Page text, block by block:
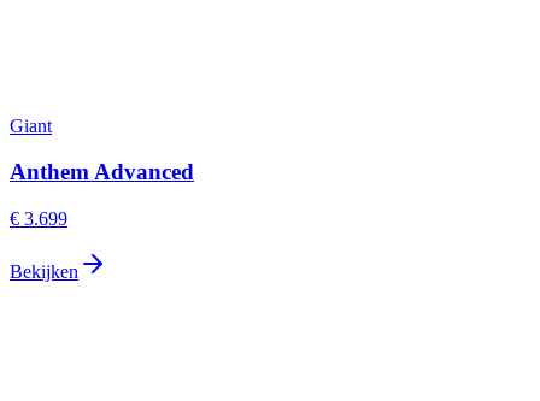
Giant
Anthem Advanced
€ 3.699
Bekijken